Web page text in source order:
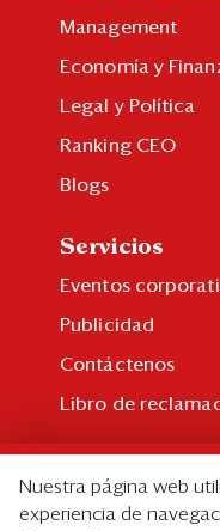
Management
Economía y
Legal y Política
Ranking CEO
Blogs
Servicios
Eventos
Publicidad
Contáctenos
Libro de
Suscripción
Nuestra página web
experiencia de